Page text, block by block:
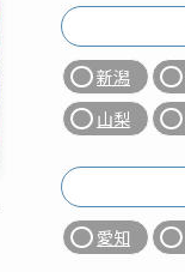
新潟
山梨
愛知